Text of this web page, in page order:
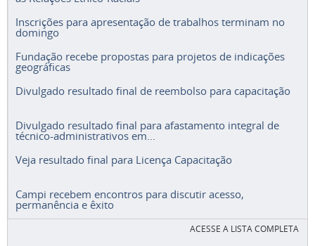
Inscrições para apresentação de trabalhos terminam no
domingo
Fundação recebe propostas para projetos de indicações
geográficas
Divulgado resultado final de reembolso para capacitação
Divulgado resultado final para afastamento integral de
técnico-administrativos em...
Veja resultado final para Licença Capacitação
Campi recebem encontros para discutir acesso,
permanência e êxito
ACESSE A LISTA COMPLETA